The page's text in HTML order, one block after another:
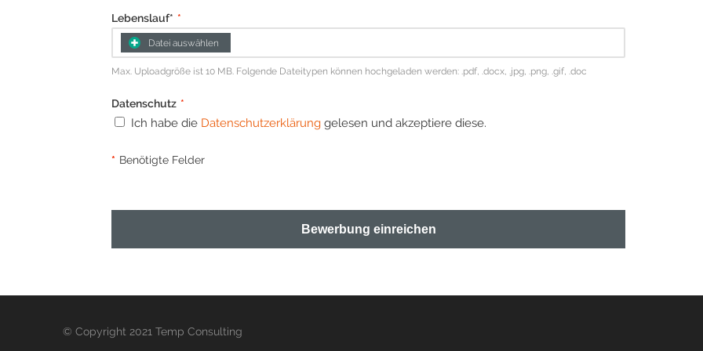
Lebenslauf* *
Datei auswählen
Max. Uploadgröße ist 10 MB. Folgende Dateitypen können hochgeladen werden: .pdf, .docx, .jpg, .png, .gif, .doc
Datenschutz *
Ich habe die Datenschutzerklärung gelesen und akzeptiere diese.
* Benötigte Felder
Bewerbung einreichen
© Copyright 2021 Temp Consulting